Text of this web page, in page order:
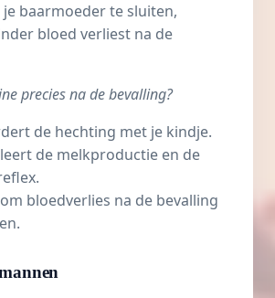
baarmoeder te sluiten,
bloed verliest na de
precies na de bevalling?
de hechting met je kindje.
de melkproductie en de
bloedverlies na de bevalling